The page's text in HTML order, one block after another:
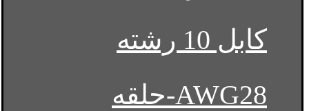
کابل 10 رشته
AWG28-حلقه